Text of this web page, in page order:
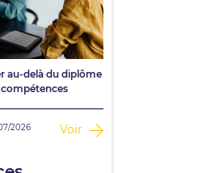
au-delà du diplôme
2026 Voir